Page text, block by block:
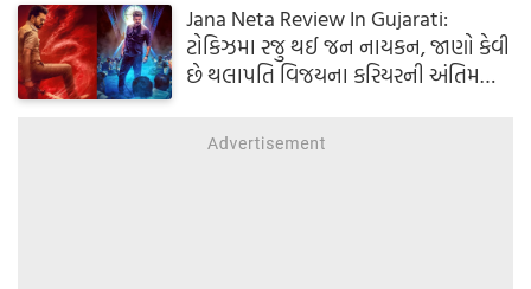
Jana Neta Review In Gujarati:
ટોકિઝમા રજુ થઈ જન નાયકન, જાણો કેવી
છે થલાપતિ વિજયના કરિયરની અંતિમ